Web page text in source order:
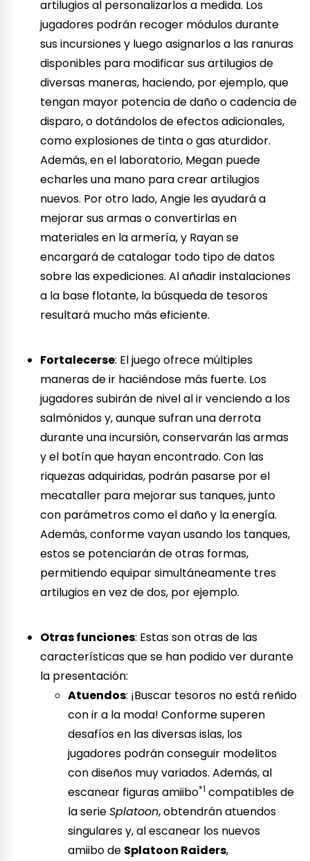
artilugios al personalizarlos a medida. Los
jugadores podrán recoger módulos durante
sus incursiones y luego asignarlos a las ranuras
disponibles para modificar sus artilugios de
diversas maneras, haciendo, por ejemplo, que
tengan mayor potencia de daño o cadencia de
disparo, o dotándolos de efectos adicionales,
como explosiones de tinta o gas aturdidor.
Además, en el laboratorio, Megan puede
echarles una mano para crear artilugios
nuevos. Por otro lado, Angie les ayudará a
mejorar sus armas o convertirlas en
materiales en la armería, y Rayan se
encargará de catalogar todo tipo de datos
sobre las expediciones. Al añadir instalaciones
a la base flotante, la búsqueda de tesoros
resultará mucho más eficiente.
Fortalecerse: El juego ofrece múltiples
maneras de ir haciéndose más fuerte. Los
jugadores subirán de nivel al ir venciendo a los
salmónidos y, aunque sufran una derrota
durante una incursión, conservarán las armas
y el botín que hayan encontrado. Con las
riquezas adquiridas, podrán pasarse por el
mecataller para mejorar sus tanques, junto
con parámetros como el daño y la energía.
Además, conforme vayan usando los tanques,
estos se potenciarán de otras formas,
permitiendo equipar simultáneamente tres
artilugios en vez de dos, por ejemplo.
Otras funciones: Estas son otras de las
características que se han podido ver durante
la presentación:
Atuendos: ¡Buscar tesoros no está reñido
con ir a la moda! Conforme superen
desafíos en las diversas islas, los
jugadores podrán conseguir modelitos
con diseños muy variados. Además, al
escanear figuras amiibo*1 compatibles de
la serieSplatoon, obtendrán atuendos
singulares y, al escanear los nuevos
amiibo de Splatoon Raiders,